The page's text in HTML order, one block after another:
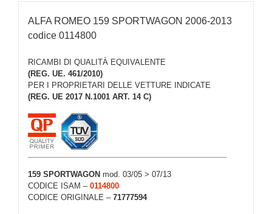
ALFA ROMEO 159 SPORTWAGON 2006-2013
codice 0114800
RICAMBI DI QUALITÀ EQUIVALENTE
(REG. UE. 461/2010)
PER I PROPRIETARI DELLE VETTURE INDICATE
(REG. UE 2017 N.1001 ART. 14 C)
159 SPORTWAGON mod. 03/05 > 07/13
CODICE ISAM – 0114800
CODICE ORIGINALE – 71777594